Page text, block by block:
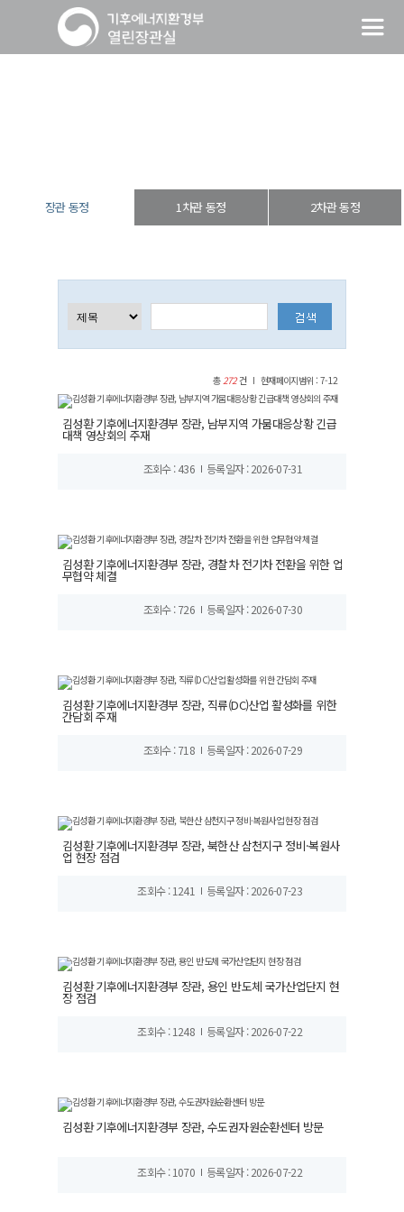
장관 동정 1차관 동정 2차관 동정
총272건 현재페이지범위 : 7-12
김성환 기후에너지환경부 장관, 남부지역 가뭄대응상황 긴급
대책 영상회의 주재
조회수 : 436 등록일자 : 2026-07-31
김성환 기후에너지환경부 장관, 경찰차 전기차 전환을 위한 업
무협약 체결
조회수 : 726 등록일자 : 2026-07-30
김성환 기후에너지환경부 장관, 직류(DC)산업 활성화를 위한
간담회 주재
조회수 : 718 등록일자 : 2026-07-29
김성환 기후에너지환경부 장관, 북한산 삼천지구 정비·복원사
업 현장 점검
조회수 : 1241 등록일자 : 2026-07-23
김성환 기후에너지환경부 장관, 용인 반도체 국가산업단지 현
장 점검
조회수 : 1248 등록일자 : 2026-07-22
김성환 기후에너지환경부 장관, 수도권자원순환센터 방문
조회수 : 1070 등록일자 : 2026-07-22